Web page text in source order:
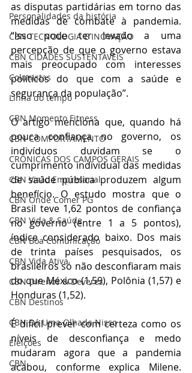
Personalidades da história
CBN TECNOLOGIA E INOVAÇÃO
CBN CIDADES SUSTENTÁVEIS
Colunistas
Linha do tempo
CBN Momento Fitness
CBN COMPORTAMENTO
CRÔNICAS DOS CAMPOS GERAIS
CBN Visão Empresarial
CBN Onde Comer PG
CBN Vida & Saúde
CBN Boa Comunicação
CBN Vida Ativa
CBN Direitos & Deveres
CBN Destinos
CBN Dá Uma Olhada Nisso
Eleições
CBN
as disputas partidárias em torno das
medidas de combate à pandemia.
“Isso pode ter levado a uma
percepção de que o governo estava
mais preocupado com interesses
políticos do que com a saúde e
segurança da população”.
O artigo menciona que, quando há
pouca confiança no governo, os
indivíduos duvidam se o
cumprimento individual das medidas
de saúde pública produzem algum
benefício. O estudo mostra que o
Brasil teve 1,62 pontos de confiança
no governo (entre 1 a 5 pontos),
índice considerado baixo. Dos mais
de trinta países pesquisados, os
brasileiros só não desconfiaram mais
do que México (1,59), Polônia (1,57) e
Honduras (1,52).
É difícil prever com certeza como os
níveis de desconfiança e medo
mudaram agora que a pandemia
acabou, conforme explica Milene.